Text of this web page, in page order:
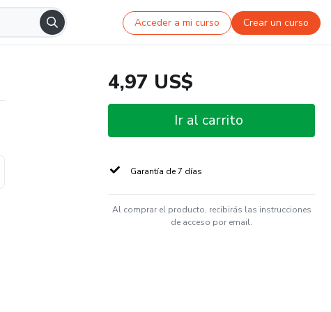
Acceder a mi curso Crear un curso
4,97 US$
Ir al carrito
Garantía de 7 días
Al comprar el producto, recibirás las instrucciones
de acceso por email.